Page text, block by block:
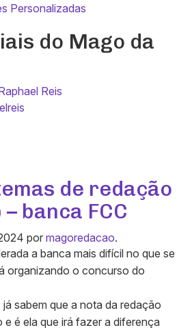
Personalizadas
do Mago da
Reis
de redação
– banca FCC
por magoredacao.
a banca mais difícil no que se
organizando o concurso do
sabem que a nota da redação
e é ela que irá fazer a diferença